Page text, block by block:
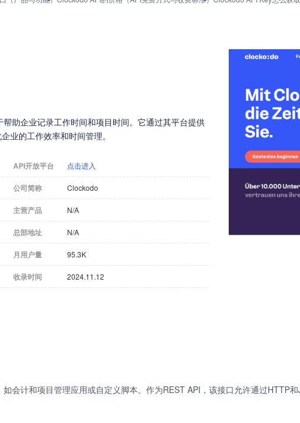
助企业记录工作时间和项目时间。它通过其平台提供
业的工作效率和时间管理。
API开放平台 点击进入
公司简称 Clockodo
主营产品 N/A
总部地址 N/A
月用户量 95.3K
收录时间 2024.11.12
会计和项目管理应用或自定义脚本。作为REST API，该接口允许通过HTTP